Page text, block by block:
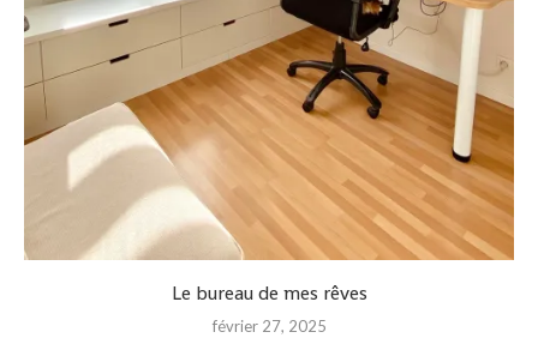
Le bureau de mes rêves
février 27, 2025